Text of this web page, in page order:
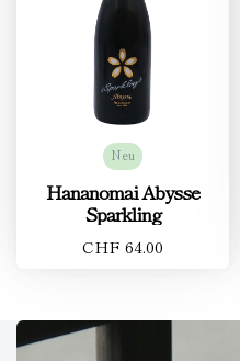
Neu
Hananomai Abysse
Sparkling
CHF 64.00